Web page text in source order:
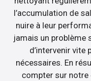
l’accumulation de
nuire à leur
jamais un problème
d’intervenir vite
nécessaires. En
compter sur